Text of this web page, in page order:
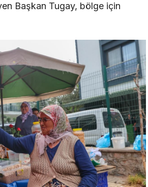
Başkan Tugay, bölge için